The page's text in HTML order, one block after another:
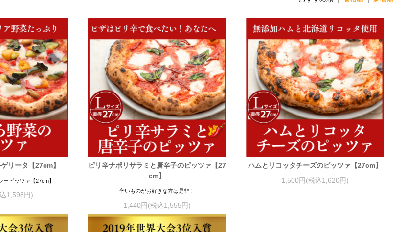
リータ【27cm】
ーピッツァ【27cm】
1,598円)
ピリ辛ナポリサラミと唐辛子のピッツァ【27
cm】
辛いものがお好きな方は是非！
1,440円(税込1,555円)
ハムとリコッタチーズのピッツァ【27cm】
1,500円(税込1,620円)